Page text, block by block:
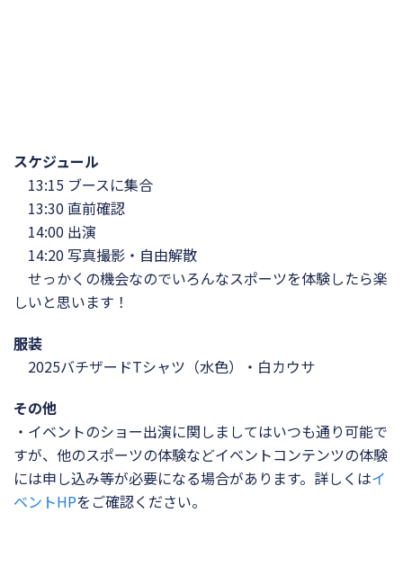
スケジュール
13:15 ブースに集合
13:30 直前確認
14:00 出演
14:20 写真撮影・自由解散
せっかくの機会なのでいろんなスポーツを体験したら楽
しいと思います！
服装
2025バチザードTシャツ（水色）・白カウサ
その他
・イベントのショー出演に関しましてはいつも通り可能で
すが、他のスポーツの体験などイベントコンテンツの体験
には申し込み等が必要になる場合があります。詳しくはイ
ベントHPをご確認ください。